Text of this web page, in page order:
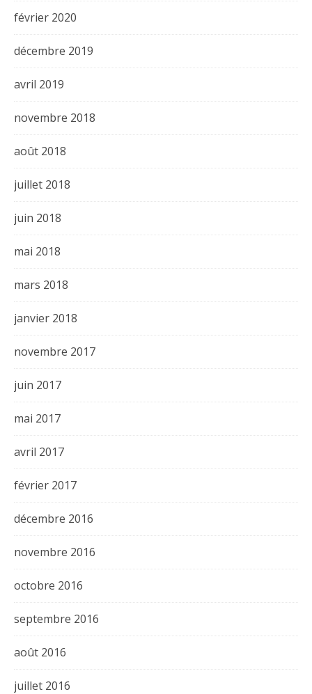
février 2020
décembre 2019
avril 2019
novembre 2018
août 2018
juillet 2018
juin 2018
mai 2018
mars 2018
janvier 2018
novembre 2017
juin 2017
mai 2017
avril 2017
février 2017
décembre 2016
novembre 2016
octobre 2016
septembre 2016
août 2016
juillet 2016